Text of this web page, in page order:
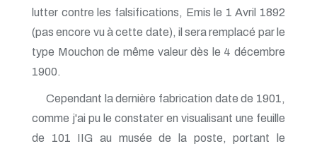
lutter contre les falsifications, Emis le 1 Avril 1892
(pas encore vu à cette date), il sera remplacé par le
type Mouchon de même valeur dès le 4 décembre
1900.
Cependant la dernière fabrication date de 1901,
comme j'ai pu le constater en visualisant une feuille
de 101 IIG au musée de la poste, portant le